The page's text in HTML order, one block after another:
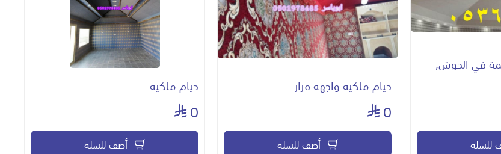
في الحوش,
للسلة
خيام ملكية واجهه قزاز
0
أضف للسلة
خيام ملكية
0
أضف للسلة